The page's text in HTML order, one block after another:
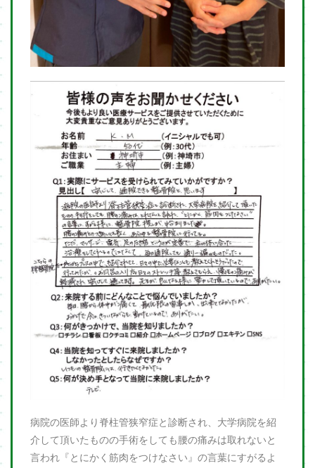
病院の医師より脊柱管狭窄症と診断され、大学病院を紹
介して頂いたものの手術をしても腰の痛みは取れないと
言われ『とにかく筋肉をつけなさい』の言葉にすがるよ